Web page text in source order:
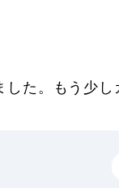
た。もう少